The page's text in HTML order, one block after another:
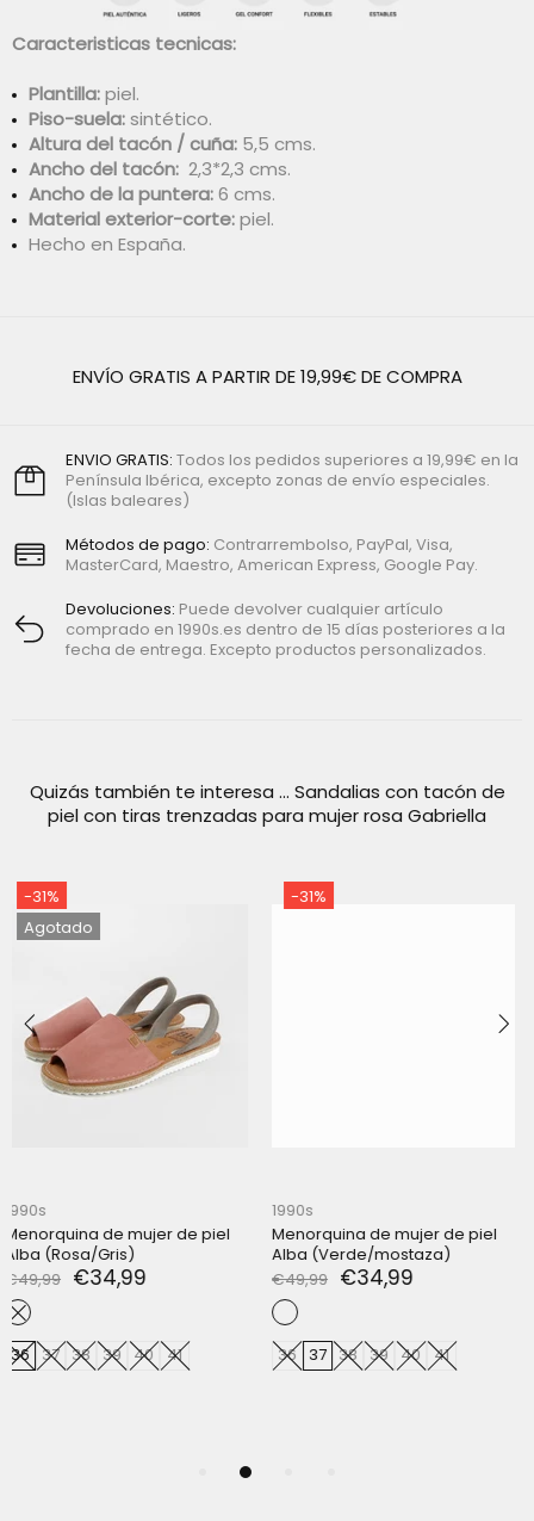
Caracteristicas tecnicas:
Plantilla:piel.
Piso-suela: sintético.
Altura del tacón / cuña: 5,5 cms.
Ancho del tacón: 2,3*2,3 cms.
Ancho de la puntera:6 cms.
Material exterior-corte:piel.
Hecho en España.
ENVÍO GRATIS A PARTIR DE 19,99€ DE COMPRA
ENVIO GRATIS: Todos los pedidos superiores a 19,99€ en la
Península Ibérica, excepto zonas de envío especiales.
(Islas baleares)
Métodos de pago: Contrarrembolso, PayPal, Visa,
MasterCard, Maestro, American Express, Google Pay.
Devoluciones: Puede devolver cualquier artículo
comprado en 1990s.es dentro de 15 días posteriores a la
fecha de entrega. Excepto productos personalizados.
Quizás también te interesa ... Sandalias con tacón de
piel con tiras trenzadas para mujer rosa Gabriella
-31%
1990s
Menorquina de mujer de piel
Alba (Verde/mostaza)
€49,99
€34,99
36 37 38 39 40 41
-31%
1990s
Menorquina de mujer de piel
Alba (Naranja/celeste)
€49,99
€34,99
36 37 38 39 40 41